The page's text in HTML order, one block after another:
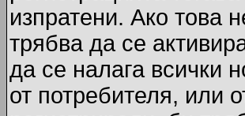
изпратени. Ако това
трябва да се
да се налага всички
от потребителя, или